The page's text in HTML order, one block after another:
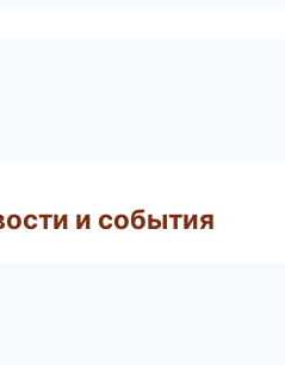
и события